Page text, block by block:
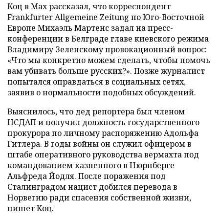
Коц в Махрассказал, что корреспондент
Frankfurter Allgemeine Zeitung по Юго-Восточной
Европе Михаэль Мартенс задал на пресс-
конференции в Белграде главе киевского режима
Владимиру Зеленскому провокационный вопрос:
«Что мы конкретно можем сделать, чтобы помочь
вам убивать больше русских?». Позже журналист
попытался оправдаться в социальных сетях,
заявив о нормальности подобных обсуждений.
Выяснилось, что дед репортера был членом
НСДАП и получил должность государственного
прокурора по личному распоряжению Адольфа
Гитлера. В годы войны он служил офицером в
штабе оперативного руководства вермахта под
командованием казненного в Нюрнберге
Альфреда Йодля. После поражения под
Сталинградом нацист добился перевода в
Норвегию ради спасения собственной жизни,
пишет Коц.